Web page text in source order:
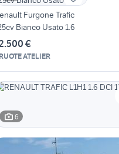
Furgone Trafic
Bianco Usato 1.6
€
ATELIER
6